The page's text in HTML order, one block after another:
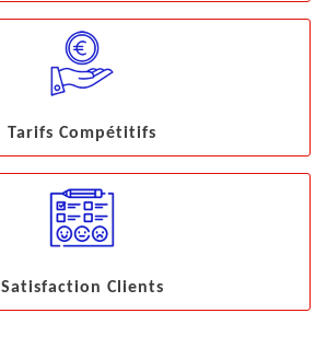
Tarifs Compétitifs
Satisfaction Clients